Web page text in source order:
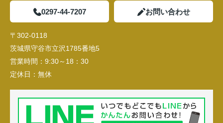
0297-44-7207 お問い合わせ
〒302-0118
茨城県守谷市立沢1785番地5
営業時間： 9:30～18：30
定休日： 無休